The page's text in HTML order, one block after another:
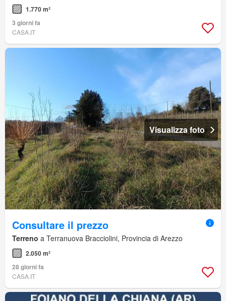
1.770 m²
3 giorni fa
CASA.IT
Visualizza foto
Consultare il prezzo
Terreno a Terranuova Bracciolini, Provincia di Arezzo
2.050 m²
28 giorni fa
CASA.IT